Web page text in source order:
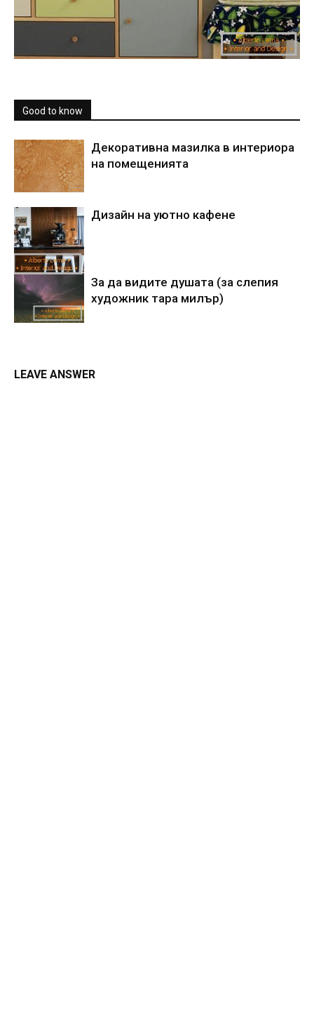
Good to know
Декоративна мазилка в интериора
на помещенията
Дизайн на уютно кафене
За да видите душата (за слепия
художник тара милър)
LEAVE ANSWER